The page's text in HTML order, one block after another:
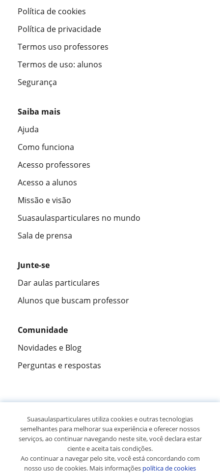
Política de cookies
Política de privacidade
Termos uso professores
Termos de uso: alunos
Segurança
Saiba mais
Ajuda
Como funciona
Acesso professores
Acesso a alunos
Missão e visão
Suasaulasparticulares no mundo
Sala de prensa
Junte-se
Dar aulas particulares
Alunos que buscam professor
Comunidade
Novidades e Blog
Perguntas e respostas
305915opiniões de alunos
© 2007 - 2026 Suas aulas particulares
Suasaulasparticulares utiliza cookies e outras tecnologias
semelhantes para melhorar sua experiência e oferecer nossos
serviços, ao continuar navegando neste site, você declara estar
ciente e aceita tais condições.
Ao continuar a navegar pelo site, você está concordando com
nosso uso de cookies. Mais informações política de cookies